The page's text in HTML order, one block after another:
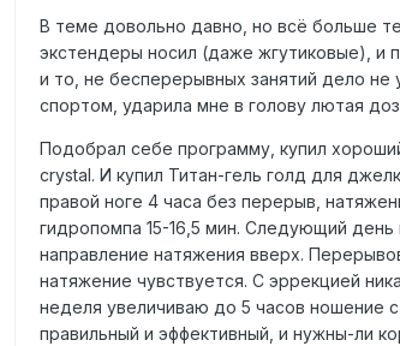
В теме довольно давно, но всё больше
экстендеры носил (даже жгутиковые), и
и то, не бесперерывных занятий дело
спортом, ударила мне в голову лютая
Подобрал себе программу, купил
crystal. И купил Титан-гель голд для
правой ноге 4 часа без перерыв,
гидропомпа 15-16,5 мин. Следующий
направление натяжения вверх.
натяжение чувствуется. С эррекцией
неделя увеличиваю до 5 часов ношение
правильный и эффективный, и нужны-ли